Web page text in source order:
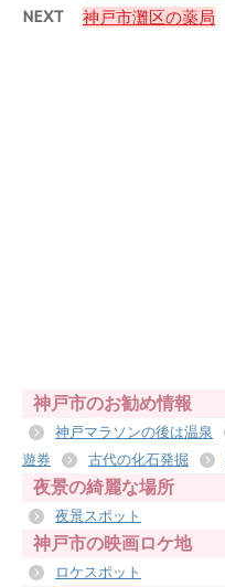
NEXT 神戸市灘区の薬局
神戸市のお勧め情報
神戸マラソンの後は温泉
遊券
古代の化石発掘
夜景の綺麗な場所
夜景スポット
神戸市の映画ロケ地
ロケスポット